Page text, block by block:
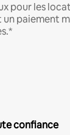
pour les
paiement
confiance